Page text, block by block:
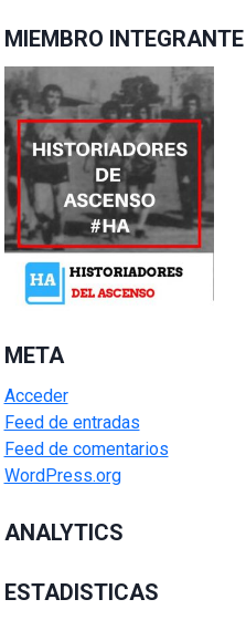
MIEMBRO INTEGRANTE
META
Acceder
Feed de entradas
Feed de comentarios
WordPress.org
ANALYTICS
ESTADISTICAS